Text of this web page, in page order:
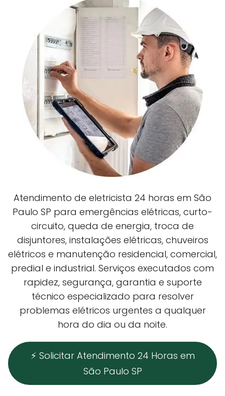
Atendimento de eletricista 24 horas em São
Paulo SP para emergências elétricas, curto-
circuito, queda de energia, troca de
disjuntores, instalações elétricas, chuveiros
elétricos e manutenção residencial, comercial,
predial e industrial. Serviços executados com
rapidez, segurança, garantia e suporte
técnico especializado para resolver
problemas elétricos urgentes a qualquer
hora do dia ou da noite.
⚡ Solicitar Atendimento 24 Horas em
São Paulo SP